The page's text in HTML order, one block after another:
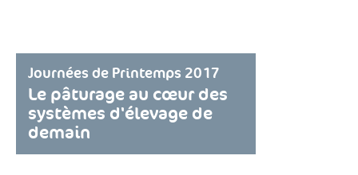
Journées de Printemps 2017
Le pâturage au cœur des
systèmes d'élevage de
demain